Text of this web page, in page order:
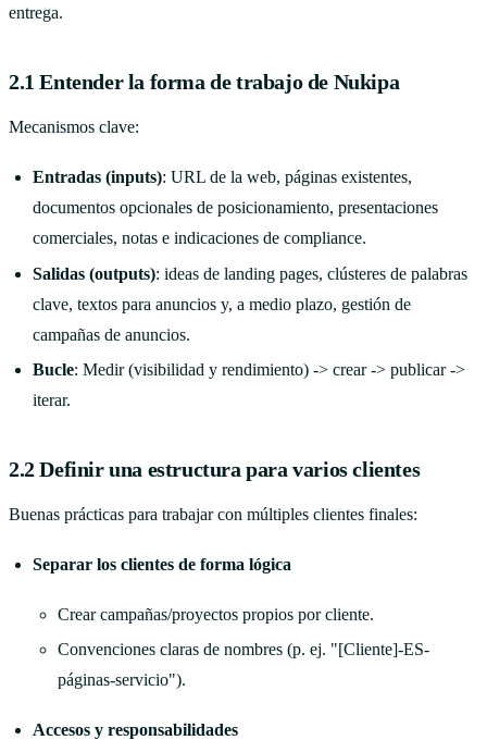
entrega.
2.1 Entender la forma de trabajo de Nukipa
Mecanismos clave:
Entradas (inputs): URL de la web, páginas existentes,
documentos opcionales de posicionamiento, presentaciones
comerciales, notas e indicaciones de compliance.
Salidas (outputs): ideas de landing pages, clústeres de palabras
clave, textos para anuncios y, a medio plazo, gestión de
campañas de anuncios.
Bucle: Medir (visibilidad y rendimiento) -> crear -> publicar ->
iterar.
2.2 Definir una estructura para varios clientes
Buenas prácticas para trabajar con múltiples clientes finales:
Separar los clientes de forma lógica
Crear campañas/proyectos propios por cliente.
Convenciones claras de nombres (p. ej. "[Cliente]-ES-
páginas-servicio").
Accesos y responsabilidades